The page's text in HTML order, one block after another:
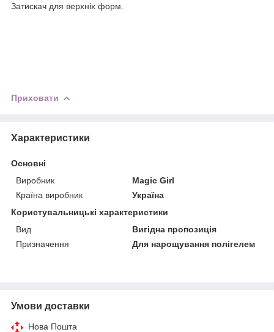
Затискач для верхніх форм.
Приховати
Характеристики
Основні
Виробник
Magic Girl
Країна виробник
Україна
Користувальницькі характеристики
Вид
Вигідна пропозиція
Призначення
Для нарощування полігелем
Умови доставки
Нова Пошта